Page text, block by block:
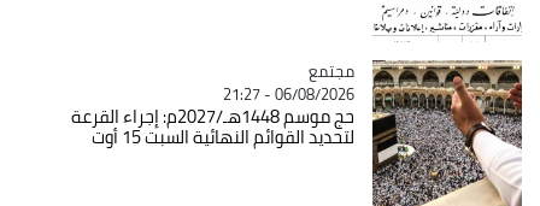
Catégorie
مجتمع
06/08/2026 - 21:27
حج موسم 1448هـ/2027م: إجراء القرعة
لتحديد القوائم النهائية السبت 15 أوت